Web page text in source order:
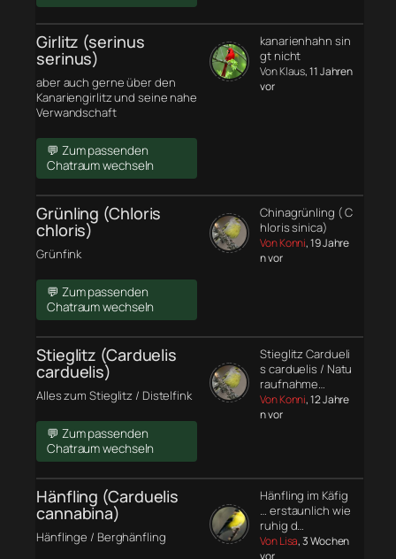
Girlitz (serinus
serinus)
aber auch gerne über den
Kanariengirlitz und seine nahe
Verwandschaft
💬 Zum passenden
Chatraum wechseln
kanarienhahn sin
gt nicht
Von Klaus, 11 Jahren
vor
Grünling (Chloris
chloris)
Grünfink
💬 Zum passenden
Chatraum wechseln
Chinagrünling ( C
hloris sinica)
Von Konni, 19 Jahre
n vor
Stieglitz (Carduelis
carduelis)
Alles zum Stieglitz / Distelfink
💬 Zum passenden
Chatraum wechseln
Stieglitz Cardueli
s carduelis / Natu
raufnahme…
Von Konni, 12 Jahre
n vor
Hänfling (Carduelis
cannabina)
Hänflinge / Berghänfling
Hänfling im Käfig
… erstaunlich wie
ruhig d…
Von Lisa, 3 Wochen